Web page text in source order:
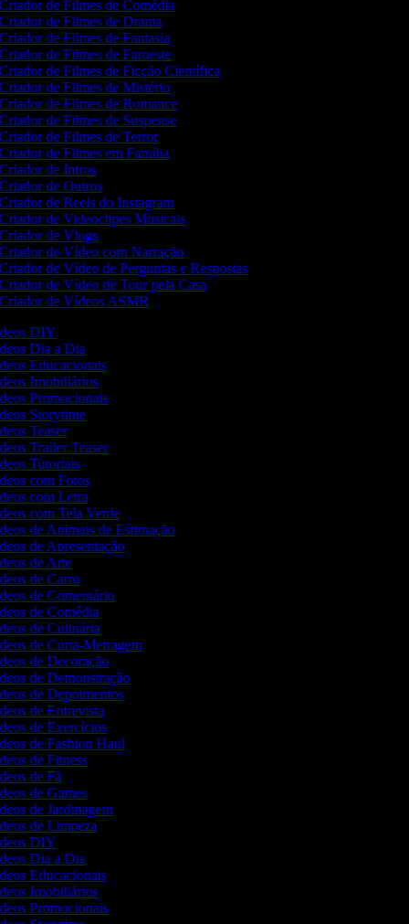
de Filmes de Comédia
de Filmes de Drama
de Filmes de Fantasia
de Filmes de Faroeste
de Filmes de Ficção Científica
de Filmes de Mistério
de Filmes de Romance
de Filmes de Suspense
de Filmes de Terror
de Filmes em Família
de Intros
de Outros
de Reels do Instagram
de Videoclipes Musicais
de Vlogs
de Vídeo com Narração
de Vídeo de Perguntas e Respostas
de Vídeo de Tour pela Casa
de Vídeos ASMR
DIY
Dia a Dia
Educacionais
Imobiliários
Promocionais
Storytime
Teaser
Trailer Teaser
Tutoriais
com Fotos
com Letra
com Tela Verde
de Animais de Estimação
de Apresentação
de Arte
de Carro
de Comentário
de Comédia
de Culinária
de Curta-Metragem
de Decoração
de Demonstração
de Depoimentos
de Entrevista
de Exercícios
de Fashion Haul
de Fitness
de Fã
de Games
de Jardinagem
de Limpeza
DIY
Dia a Dia
Educacionais
Imobiliários
Promocionais